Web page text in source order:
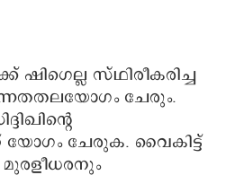
ഷിഗെല്ല സ്ഥിരീകരിച്ച
ചേരും.
യോഗം ചേരുക. വൈകിട്ട്